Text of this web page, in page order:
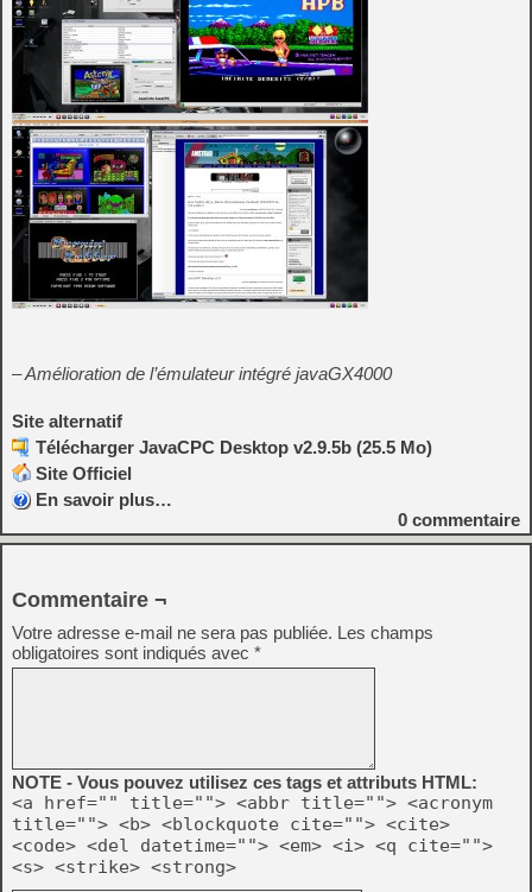
– Amélioration de l’émulateur intégré javaGX4000
Site alternatif
Télécharger JavaCPC Desktop v2.9.5b (25.5 Mo)
Site Officiel
En savoir plus…
0 commentaire
Commentaire ¬
Votre adresse e-mail ne sera pas publiée. Les champs
obligatoires sont indiqués avec *
NOTE - Vous pouvez utilisez ces tags et attributs HTML:
<a href="" title=""> <abbr title=""> <acronym
title=""> <b> <blockquote cite=""> <cite>
<code> <del datetime=""> <em> <i> <q cite="">
<s> <strike> <strong>